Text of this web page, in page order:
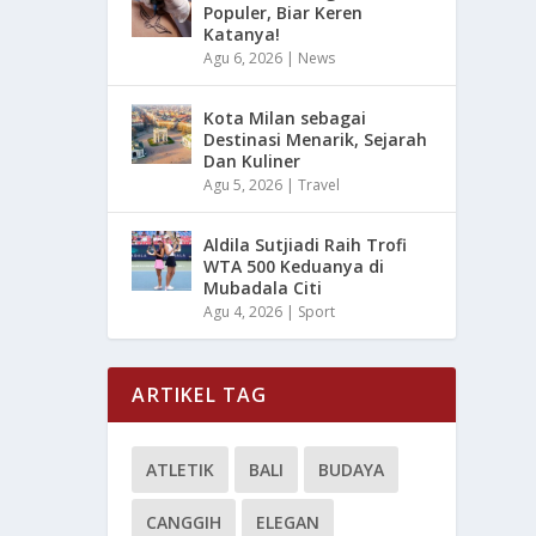
Populer, Biar Keren
Katanya!
Agu 6, 2026 | News
Kota Milan sebagai
Destinasi Menarik, Sejarah
Dan Kuliner
Agu 5, 2026 |Travel
Aldila Sutjiadi Raih Trofi
WTA 500 Keduanya di
Mubadala Citi
Agu 4, 2026 | Sport
ARTIKEL TAG
ATLETIK BALI BUDAYA
CANGGIH ELEGAN